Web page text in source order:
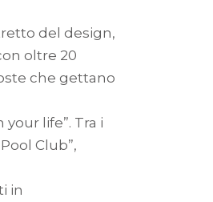
del design,
oltre 20
che gettano
life”. Tra i
Club”,
in